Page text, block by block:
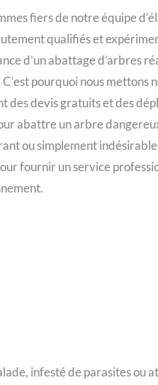
fiers de notre équipe
qualifiés et
d’un abattage d’arbres
pourquoi nous mettons
des devis gratuits et des
abattre un arbre
ou simplement
fournir un service
infesté de parasites ou